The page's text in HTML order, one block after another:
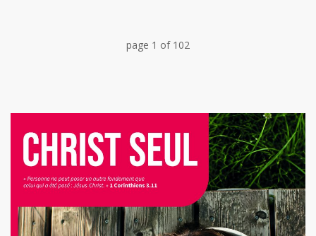
page 1 of 102